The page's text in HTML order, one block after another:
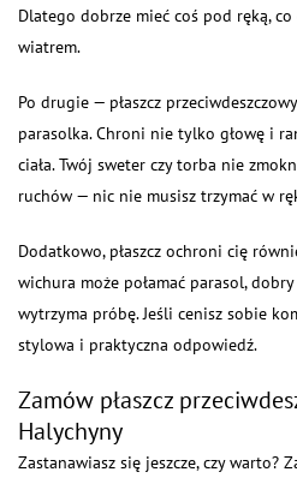
Dlatego dobrze mieć coś pod ręką,
wiatrem.
Po drugie — płaszcz
parasolka. Chroni nie tylko głowę i
ciała. Twój sweter czy torba nie
ruchów — nic nie musisz trzymać w
Dodatkowo, płaszcz ochroni cię
wichura może połamać parasol, dobry
wytrzyma próbę. Jeśli cenisz sobie
stylowa i praktyczna odpowiedź.
Zamów płaszcz
Halychyny
Zastanawiasz się jeszcze, czy warto?